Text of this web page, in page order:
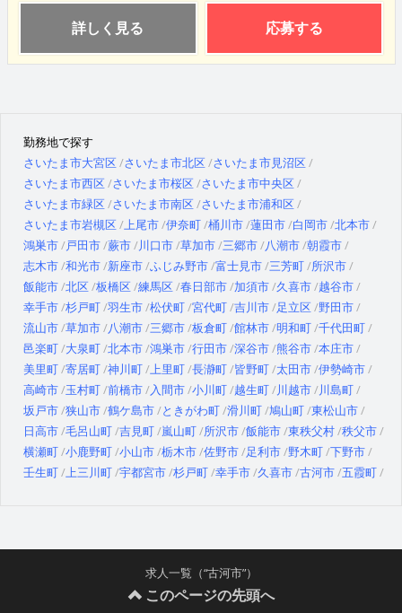
詳しく見る 応募する
勤務地で探す
さいたま市大宮区 さいたま市北区 さいたま市見沼区
さいたま市西区 さいたま市桜区 さいたま市中央区
さいたま市緑区 さいたま市南区 さいたま市浦和区
さいたま市岩槻区 上尾市 伊奈町 桶川市 蓮田市 白岡市 北本市
鴻巣市 戸田市 蕨市 川口市 草加市 三郷市 八潮市 朝霞市
志木市 和光市 新座市 ふじみ野市 富士見市 三芳町 所沢市
飯能市 北区 板橋区 練馬区 春日部市 加須市 久喜市 越谷市
幸手市 杉戸町 羽生市 松伏町 宮代町 吉川市 足立区 野田市
流山市 草加市 八潮市 三郷市 板倉町 館林市 明和町 千代田町
邑楽町 大泉町 北本市 鴻巣市 行田市 深谷市 熊谷市 本庄市
美里町 寄居町 神川町 上里町 長瀞町 皆野町 太田市 伊勢崎市
高崎市 玉村町 前橋市 入間市 小川町 越生町 川越市 川島町
坂戸市 狭山市 鶴ケ島市 ときがわ町 滑川町 鳩山町 東松山市
日高市 毛呂山町 吉見町 嵐山町 所沢市 飯能市 東秩父村 秩父市
横瀬町 小鹿野町 小山市 栃木市 佐野市 足利市 野木町 下野市
壬生町 上三川町 宇都宮市 杉戸町 幸手市 久喜市 古河市 五霞町
求人一覧（“古河市”）
このページの先頭へ